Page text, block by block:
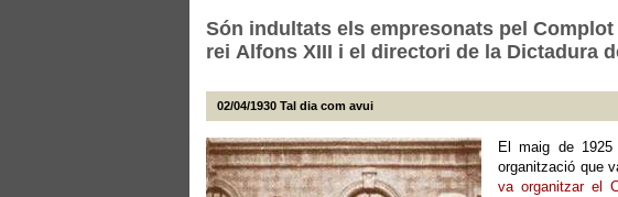
Són indultats els empresonats pel
rei Alfons XIII i el directori de la Dictadura
02/04/1930 Tal dia com avui
El maig de
organització que
va organitzar el